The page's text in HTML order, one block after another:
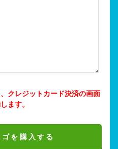
クレジットカード決済の画面
ます。
ゴを購入する